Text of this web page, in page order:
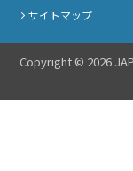
サイトマップ
Copyright © 2026